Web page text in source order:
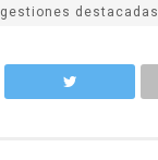
gestiones destacadas